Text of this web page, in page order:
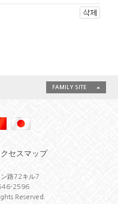
FAMILY SITE
セスマップ
路72キル7
2596
Reserved.